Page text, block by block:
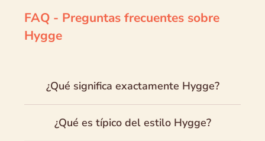
FAQ - Preguntas frecuentes sobre
Hygge
¿Qué significa exactamente Hygge?
¿Qué es típico del estilo Hygge?